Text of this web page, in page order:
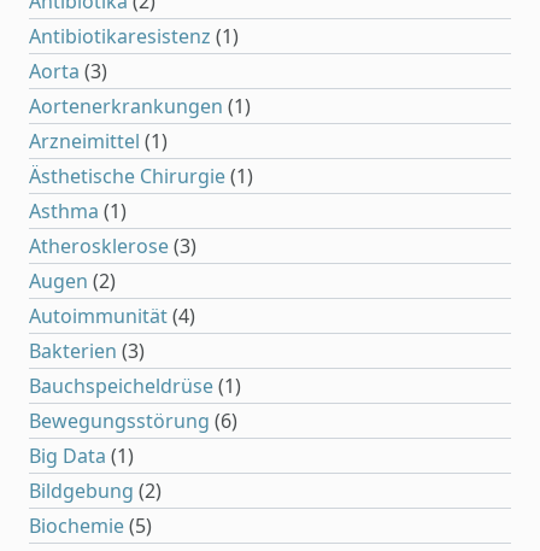
Antibiotikaresistenz (1)
Aorta (3)
Aortenerkrankungen (1)
Arzneimittel (1)
Ästhetische Chirurgie(1)
Asthma (1)
Atherosklerose(3)
Augen (2)
Autoimmunität(4)
Bakterien (3)
Bauchspeicheldrüse(1)
Bewegungsstörung (6)
Big Data (1)
Bildgebung (2)
Biochemie(5)